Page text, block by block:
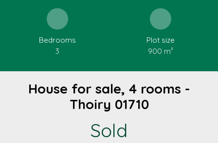
Bedrooms
3
Plot size
900 m²
House for sale, 4 rooms -
Thoiry 01710
Sold